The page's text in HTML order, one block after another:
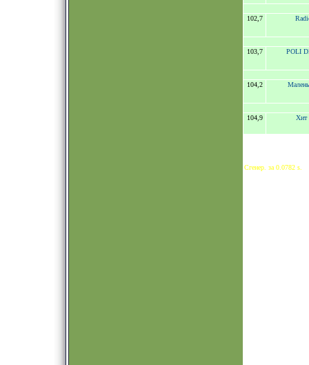
102,7
103,7 POLI
104,2
104,9 Хит
Сгенер. за 0.0782 s.